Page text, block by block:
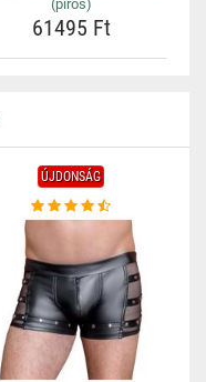
(piros)
61495 Ft
ÚJDONSÁG